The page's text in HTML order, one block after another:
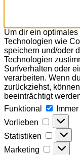
Um dir ein
Technologien wie
speichern und/oder
Technologien
Surfverhalten oder
verarbeiten. Wenn
zurückziehst,
beeinträchtigt
Funktional
Vorlieben
Statistiken
Marketing